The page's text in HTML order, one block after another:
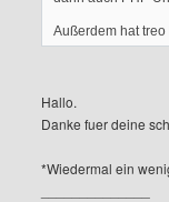
Außerdem hat
Hallo.
Danke fuer deine
*Wiedermal ein